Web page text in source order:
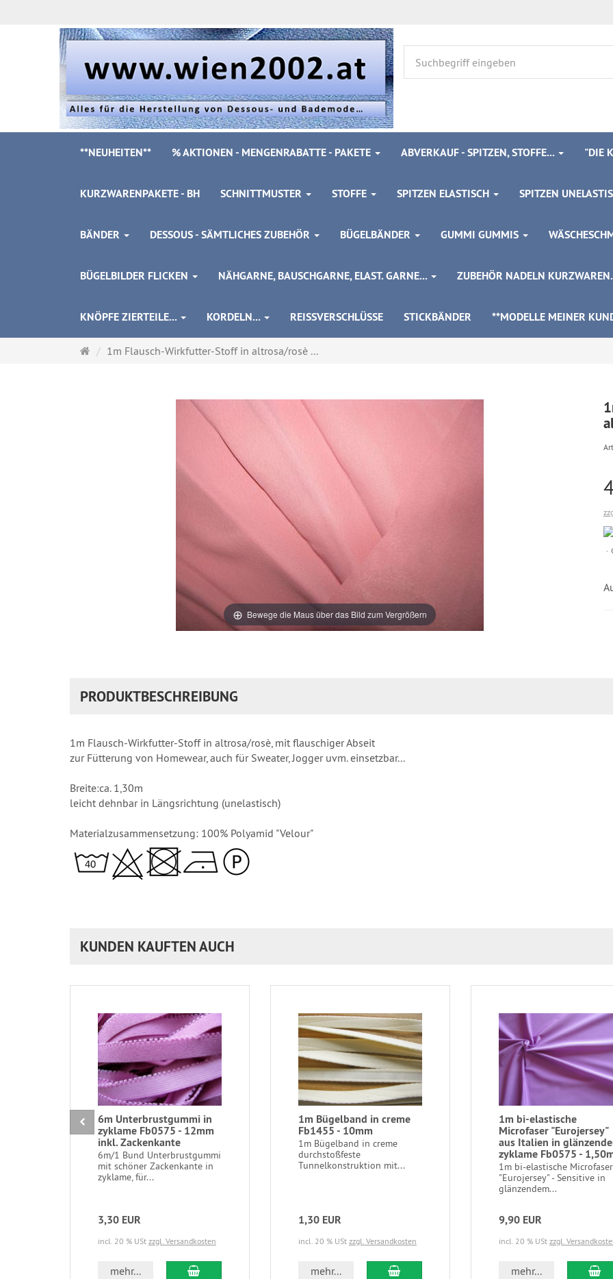
**NEUHEITEN** % AKTIONEN - MENGENRABATTE - PAKETE ABVERKAUF - SPITZEN, STOFFE... "DIE
KURZWARENPAKETE - BH SCHNITTMUSTER STOFFE SPITZEN ELASTISCH SPITZEN
BÄNDER DESSOUS - SÄMTLICHES ZUBEHÖR BÜGELBÄNDER GUMMI GUMMIS
BÜGELBILDER FLICKEN NÄHGARNE, BAUSCHGARNE, ELAST. GARNE... ZUBEHÖR NADELN
KNÖPFE ZIERTEILE... KORDELN... REISSVERSCHLÜSSE STICKBÄNDER **MODELLE MEINER
Startseite
1m Flausch-Wirkfutter-Stoff in altrosa/rosè ...
Bewege die Maus über das Bild zum Vergrößern
PRODUKTBESCHREIBUNG
1m Flausch-Wirkfutter-Stoff in altrosa/rosè, mit flauschiger Abseit
zur Fütterung von Homewear, auch für Sweater, Jogger uvm. einsetzbar...
Breite:ca. 1,30m
leicht dehnbar in Längsrichtung (unelastisch)
Materialzusammensetzung: 100% Polyamid "Velour"
KUNDEN KAUFTEN AUCH
6m Unterbrustgummi in
zyklame Fb0575 - 12mm
inkl. Zackenkante
6m/1 Bund Unterbrustgummi
mit schöner Zackenkante in
zyklame, für...
3,30 EUR
incl. 20 % USt zzgl. Versandkosten
mehr... In den Warenkorb
1m Bügelband in creme
Fb1455 - 10mm
1m Bügelband in creme
durchstoßfeste
Tunnelkonstruktion mit...
1,30 EUR
incl. 20 % USt zzgl. Versandkosten
mehr... In den Warenkorb
1m bi-elastische
Microfaser "Eurojersey"
aus Italien in
zyklame Fb0575 -
1m bi-elastische Microfaser
"Eurojersey" - Sensitive in
glänzendem...
9,90 EUR
incl. 20 % USt zzgl.
mehr... In